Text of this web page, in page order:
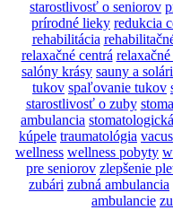
starostlivosť o seniorov
prírodné lieky redukcia
rehabilitácia
relaxačné centrá
salóny krásy sauny a
tukov spaľovanie tukov
starostlivosť o zuby
ambulancia
kúpele traumatológia
wellness wellness pobyty
pre seniorov zlepšenie
zubári zubná ambulancia
ambulancie